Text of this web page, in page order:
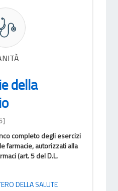
della
completo degli esercizi
farmacie, autorizzati alla
(art. 5 del D.L.
DELLA SALUTE